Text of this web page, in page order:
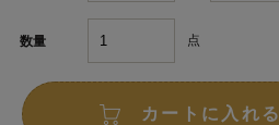
数量 点
カートに入れる